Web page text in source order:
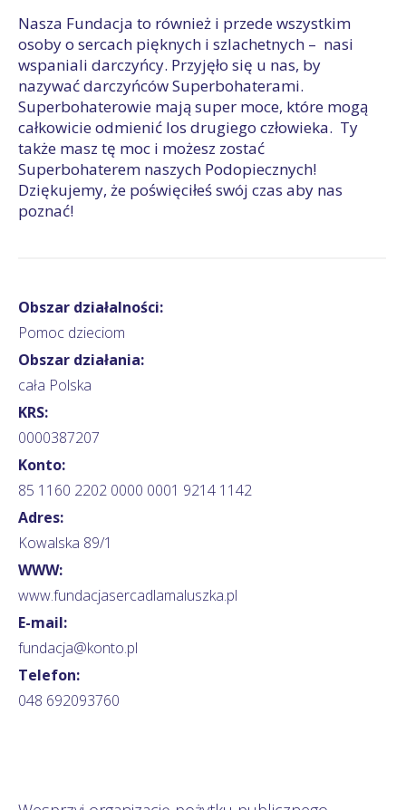
Nasza Fundacja to również i przede wszystkim
osoby o sercach pięknych i szlachetnych – nasi
wspaniali darczyńcy. Przyjęło się u nas, by
nazywać darczyńców Superbohaterami.
Superbohaterowie mają super moce, które mogą
całkowicie odmienić los drugiego człowieka. Ty
także masz tę moc i możesz zostać
Superbohaterem naszych Podopiecznych!
Dziękujemy, że poświęciłeś swój czas aby nas
poznać!
Obszar działalności:
Pomoc dzieciom
Obszar działania:
cała Polska
KRS:
0000387207
Konto:
85 1160 2202 0000 0001 9214 1142
Adres:
Kowalska 89/1
WWW:
www.fundacjasercadlamaluszka.pl
E-mail:
fundacja@konto.pl
Telefon:
048 692093760